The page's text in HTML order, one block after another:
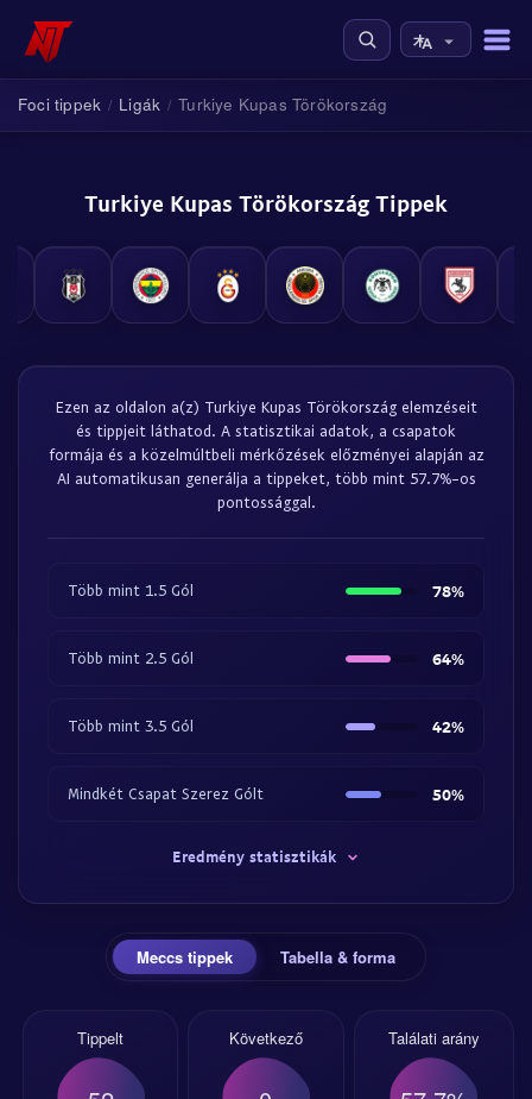
Foci tippek / Ligák / Turkiye Kupas Törökország
Turkiye Kupas Törökország Tippek
Ezen az oldalon a(z) Turkiye Kupas Törökország elemzéseit
és tippjeit láthatod. A statisztikai adatok, a csapatok
formája és a közelmúltbeli mérkőzések előzményei alapján az
AI automatikusan generálja a tippeket, több mint 57.7%-os
pontossággal.
Több mint 1.5 Gól 78%
Több mint 2.5 Gól 64%
Több mint 3.5 Gól 42%
Mindkét Csapat Szerez Gólt 50%
Eredmény statisztikák
Meccs tippek Tabella & forma
Tippelt Következő Találati arány